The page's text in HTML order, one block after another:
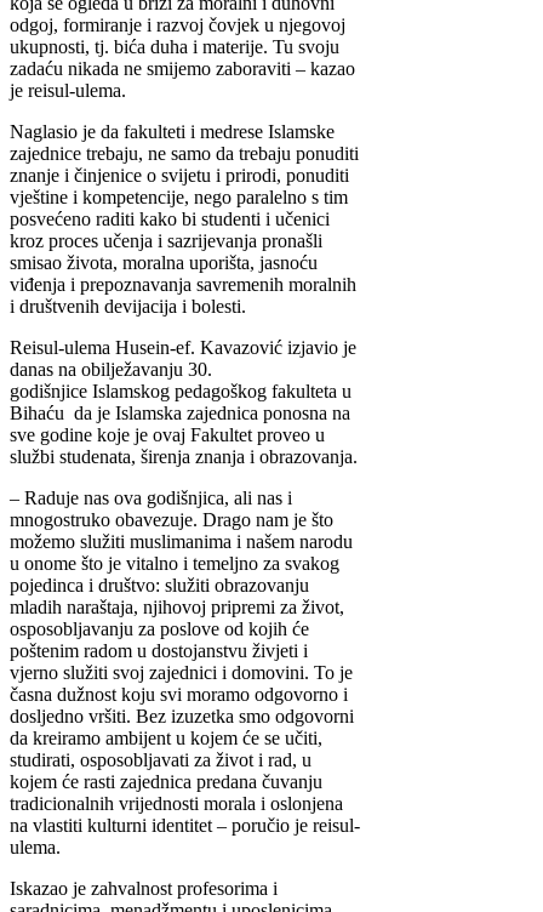
odgoj, formiranje i razvoj čovjek u njegovoj
ukupnosti, tj. bića duha i materije. Tu svoju
zadaću nikada ne smijemo zaboraviti – kazao
je reisul-ulema.
Naglasio je da fakulteti i medrese Islamske
zajednice trebaju, ne samo da trebaju ponuditi
znanje i činjenice o svijetu i prirodi, ponuditi
vještine i kompetencije, nego paralelno s tim
posvećeno raditi kako bi studenti i učenici
kroz proces učenja i sazrijevanja pronašli
smisao života, moralna uporišta, jasnoću
viđenja i prepoznavanja savremenih moralnih
i društvenih devijacija i bolesti.
Reisul-ulema Husein-ef. Kavazović izjavio je
danas na obilježavanju 30.
godišnjice Islamskog pedagoškog fakulteta u
Bihaću da je Islamska zajednica ponosna na
sve godine koje je ovaj Fakultet proveo u
službi studenata, širenja znanja i obrazovanja.
– Raduje nas ova godišnjica, ali nas i
mnogostruko obavezuje. Drago nam je što
možemo služiti muslimanima i našem narodu
u onome što je vitalno i temeljno za svakog
pojedinca i društvo: služiti obrazovanju
mladih naraštaja, njihovoj pripremi za život,
osposobljavanju za poslove od kojih će
poštenim radom u dostojanstvu živjeti i
vjerno služiti svoj zajednici i domovini. To je
časna dužnost koju svi moramo odgovorno i
dosljedno vršiti. Bez izuzetka smo odgovorni
da kreiramo ambijent u kojem će se učiti,
studirati, osposobljavati za život i rad, u
kojem će rasti zajednica predana čuvanju
tradicionalnih vrijednosti morala i oslonjena
na vlastiti kulturni identitet – poručio je reisul-
ulema.
Iskazao je zahvalnost profesorima i